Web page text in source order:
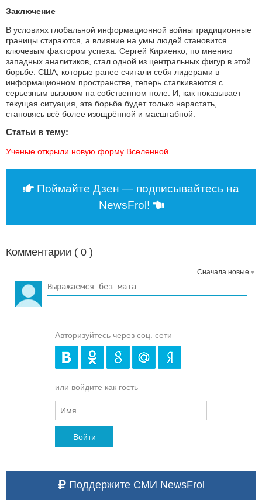
Заключение
В условиях глобальной информационной войны традиционные
границы стираются, а влияние на умы людей становится
ключевым фактором успеха. Сергей Кириенко, по мнению
западных аналитиков, стал одной из центральных фигур в этой
борьбе. США, которые ранее считали себя лидерами в
информационном пространстве, теперь сталкиваются с
серьезным вызовом на собственном поле. И, как показывает
текущая ситуация, эта борьба будет только нарастать,
становясь всё более изощрённой и масштабной.
Статьи в тему:
Ученые открыли новую форму Вселенной
Поймайте Дзен — подписывайтесь на
NewsFrol!
Комментарии ( 0 )
Сначала новые
Авторизуйтесь через соц. сети
или войдите как гость
Войти
Поддержите СМИ NewsFrol